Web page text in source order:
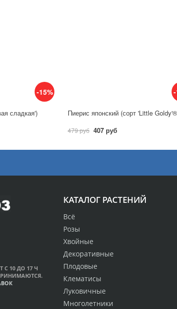
-15%
сладкая') Пиерис японский (сорт 'Little
479 руб 407 руб
КАТАЛОГ РАСТЕНИЙ
Всё
Розы
Хвойные
Декоративные
Плодовые
Клематисы
Луковичные
Многолетники
10 ДО 17 Ч